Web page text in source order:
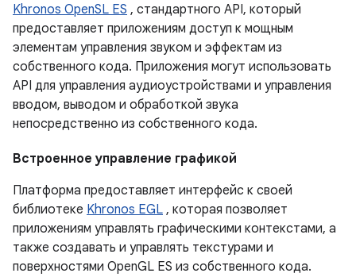
Khronos OpenSL ES , стандартного API, который
предоставляет приложениям доступ к мощным
элементам управления звуком и эффектам из
собственного кода. Приложения могут использовать
API для управления аудиоустройствами и управления
вводом, выводом и обработкой звука
непосредственно из собственного кода.
Встроенное управление графикой
Платформа предоставляет интерфейс к своей
библиотеке Khronos EGL , которая позволяет
приложениям управлять графическими контекстами, а
также создавать и управлять текстурами и
поверхностями OpenGL ES из собственного кода.